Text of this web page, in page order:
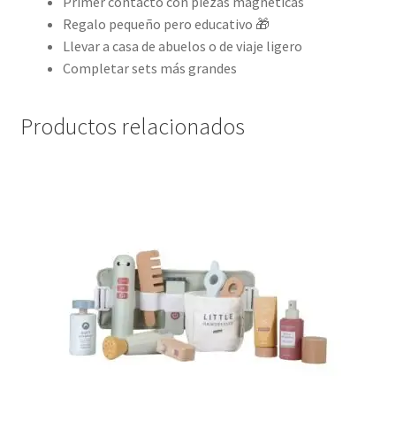
Regalo pequeño pero educativo 🎁
Llevar a casa de abuelos o de viaje ligero
Completar sets más grandes
Productos relacionados